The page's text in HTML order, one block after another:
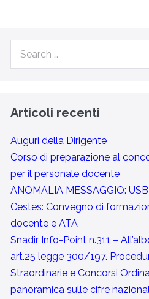
Articoli recenti
Auguri della Dirigente
Corso di preparazione al
per il personale docente
ANOMALIA MESSAGGIO:
Cestes: Convegno di
docente e ATA
Snadir Info-Point n.311 –
art.25 legge 300/197.
Straordinarie e Concorsi
panoramica sulle cifre